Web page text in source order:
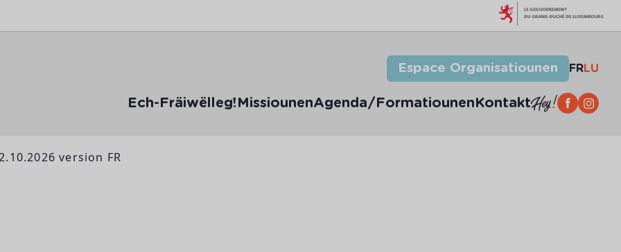
Espace Organisatiounen FRLU
Ech-Fräiwëlleg! MissiounenAgenda/FormatiounenKontakt
version FR